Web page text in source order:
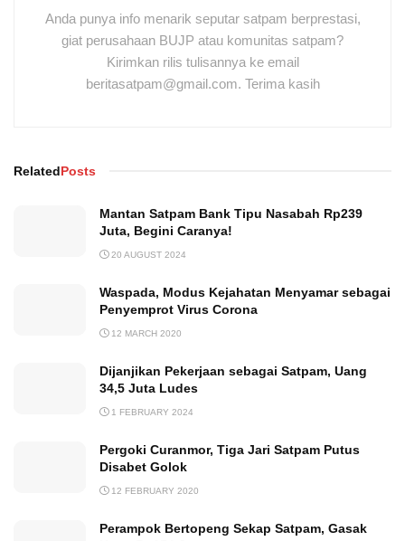
Anda punya info menarik seputar satpam berprestasi,
giat perusahaan BUJP atau komunitas satpam?
Kirimkan rilis tulisannya ke email
beritasatpam@gmail.com. Terima kasih
RelatedPosts
Mantan Satpam Bank Tipu Nasabah Rp239
Juta, Begini Caranya!
20 AUGUST 2024
Waspada, Modus Kejahatan Menyamar sebagai
Penyemprot Virus Corona
12 MARCH 2020
Dijanjikan Pekerjaan sebagai Satpam, Uang
34,5 Juta Ludes
1 FEBRUARY 2024
Pergoki Curanmor, Tiga Jari Satpam Putus
Disabet Golok
12 FEBRUARY 2020
Perampok Bertopeng Sekap Satpam, Gasak